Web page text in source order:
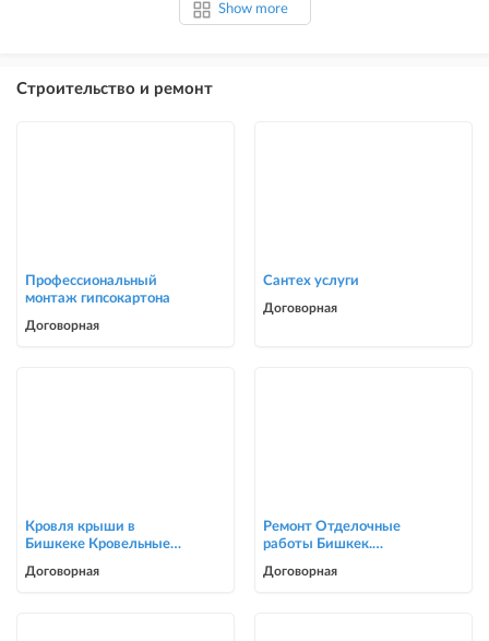
Show more
Строительство и ремонт
Профессиональный
монтаж гипсокартона
Договорная
Сантех услуги
Договорная
Кровля крыши в
Бишкеке Кровельные
Договорная
Ремонт Отделочные
работы Бишкек.
0705446944
Договорная